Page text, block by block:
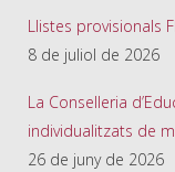
Llistes provisionals
8 de juliol de 2026
La Conselleria
individualitzats de
26 de juny de 2026